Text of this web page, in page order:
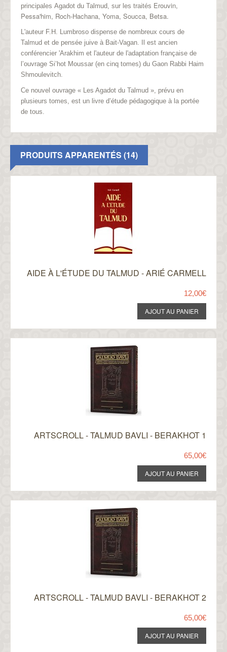
principales Agadot du Talmud, sur les traités Erouvin,
Pessa'him, Roch-Hachana, Yoma, Soucca, Betsa.
L'auteur F.H. Lumbroso dispense de nombreux cours de
Talmud et de pensée juive à Bait-Vagan. Il est ancien
conférencier 'Arakhim et l'auteur de l'adaptation française de
l’ouvrage Si’hot Moussar (en cinq tomes) du Gaon Rabbi Haim
Shmoulevitch.
Ce nouvel ouvrage « Les Agadot du Talmud », prévu en
plusieurs tomes, est un livre d’étude pédagogique à la portée
de tous.
PRODUITS APPARENTÉS (14)
AIDE À L'ÉTUDE DU TALMUD - ARIÉ CARMELL
12,00€
ARTSCROLL - TALMUD BAVLI - BERAKHOT 1
65,00€
ARTSCROLL - TALMUD BAVLI - BERAKHOT 2
65,00€